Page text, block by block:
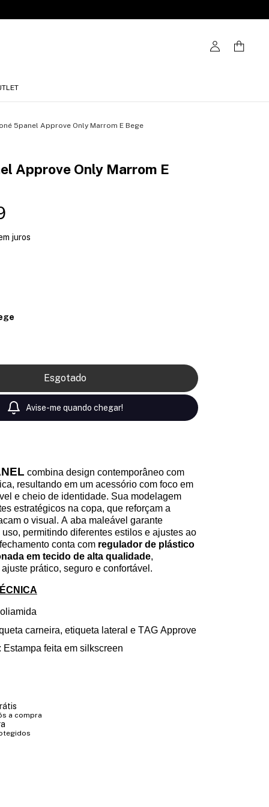
5panel Approve Only Marrom E Bege
Approve Only Marrom E
juros
Avise-me quando chegar!
combina design contemporâneo com
resultando em um acessório com foco em
e cheio de identidade. Sua modelagem
estratégicos na copa, que reforçam a
o visual. A aba maleável garante
permitindo diferentes estilos e ajustes ao
conta com regulador de plástico
em tecido de alta qualidade,
prático, seguro e confortável.
carneira, etiqueta lateral e TAG Approve
Estampa feita em silkscreen
a compra